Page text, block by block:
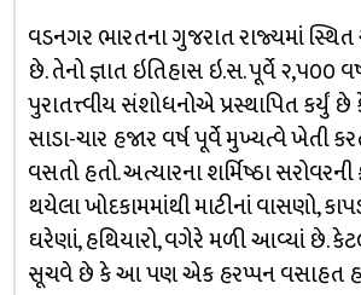
વડનગર ભારતના ગુજરાત રાજ્યમાં સ્થિત
છે. તેનો જ્ઞાત ઇતિહાસ ઇ.સ. પૂર્વે ૨,૫૦૦
પુરાતત્ત્વીય સંશોધનોએ પ્રસ્થાપિત
સાડા-ચાર હજાર વર્ષ પૂર્વે મુખ્યત્વે ખેતી
વસતો હતો. અત્યારના શર્મિષ્ઠા
થયેલા ખોદકામમાંથી માટીનાં વાસણો,
ઘરેણાં, હથિયારો, વગેરે મળી આવ્યાં છે.
સૂચવે છે કે આ પણ એક હરપ્પન વસાહત